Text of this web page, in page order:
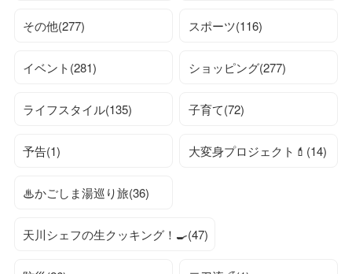
その他(277) スポーツ(116)
イベント(281) ショッピング(277)
ライフスタイル(135) 子育て(72)
予告(1) 大変身プロジェクト💄(14)
♨かごしま湯巡り旅(36)
天川シェフの生クッキング！🍳(47)